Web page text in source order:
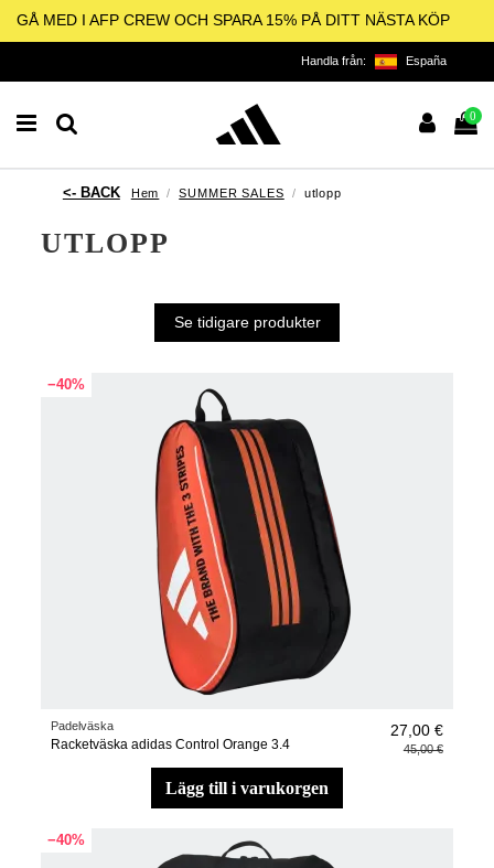
GÅ MED I AFP CREW OCH SPARA 15% PÅ DITT NÄSTA KÖP
Handla från: España
0
Hem SUMMER SALES utlopp
UTLOPP
Se tidigare produkter
−40%
Padelväska
Racketväska adidas Control Orange 3.4
27,00 €
45,00 €
lägg till i varukorgen
−40%